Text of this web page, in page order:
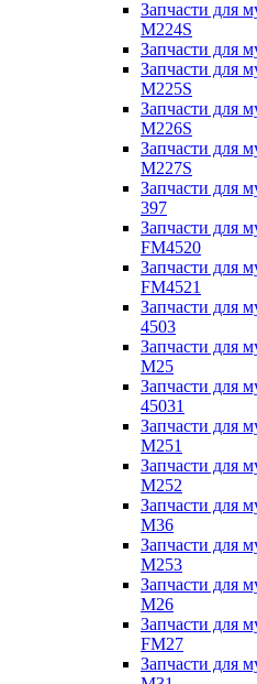
Запчасти для
M224S
Запчасти для
Запчасти для
M225S
Запчасти для
M226S
Запчасти для
M227S
Запчасти для
397
Запчасти для
FM4520
Запчасти для
FM4521
Запчасти для
4503
Запчасти для
M25
Запчасти для
45031
Запчасти для
M251
Запчасти для
M252
Запчасти для
M36
Запчасти для
M253
Запчасти для
M26
Запчасти для
FM27
Запчасти для